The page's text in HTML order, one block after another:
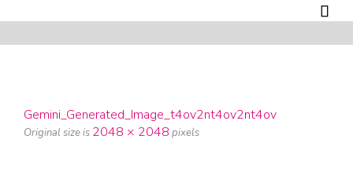

Gemini_Generated_Image_t4ov2nt4ov2nt4ov
Original size is 2048 × 2048 pixels